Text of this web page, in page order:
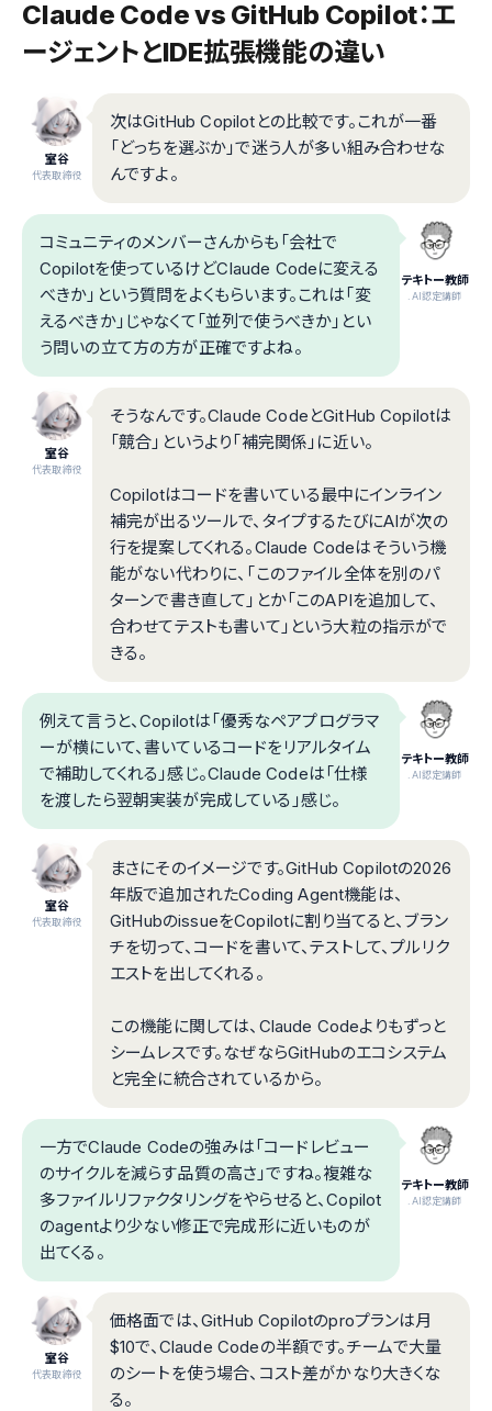
Claude Code vs GitHub Copilot：エ
ージェントとIDE拡張機能の違い
室谷
代表取締役
次はGitHub Copilotとの比較です。これが一番
「どっちを選ぶか」で迷う人が多い組み合わせな
んですよ。
テキトー教師
.AI認定講師
コミュニティのメンバーさんからも「会社で
Copilotを使っているけどClaude Codeに変える
べきか」という質問をよくもらいます。これは「変
えるべきか」じゃなくて「並列で使うべきか」とい
う問いの立て方の方が正確ですよね。
室谷
代表取締役
そうなんです。Claude CodeとGitHub Copilotは
「競合」というより「補完関係」に近い。
Copilotはコードを書いている最中にインライン
補完が出るツールで、タイプするたびにAIが次の
行を提案してくれる。Claude Codeはそういう機
能がない代わりに、「このファイル全体を別のパ
ターンで書き直して」とか「このAPIを追加して、
合わせてテストも書いて」という大粒の指示がで
きる。
テキトー教師
.AI認定講師
例えて言うと、Copilotは「優秀なペアプログラマ
ーが横にいて、書いているコードをリアルタイム
で補助してくれる」感じ。Claude Codeは「仕様
を渡したら翌朝実装が完成している」感じ。
室谷
代表取締役
まさにそのイメージです。GitHub Copilotの2026
年版で追加されたCoding Agent機能は、
GitHubのissueをCopilotに割り当てると、ブラン
チを切って、コードを書いて、テストして、プルリク
エストを出してくれる。
この機能に関しては、Claude Codeよりもずっと
シームレスです。なぜならGitHubのエコシステム
と完全に統合されているから。
テキトー教師
.AI認定講師
一方でClaude Codeの強みは「コードレビュー
のサイクルを減らす品質の高さ」ですね。複雑な
多ファイルリファクタリングをやらせると、Copilot
のagentより少ない修正で完成形に近いものが
出てくる。
室谷
代表取締役
価格面では、GitHub Copilotのproプランは月
$10で、Claude Codeの半額です。チームで大量
のシートを使う場合、コスト差がかなり大きくな
る。